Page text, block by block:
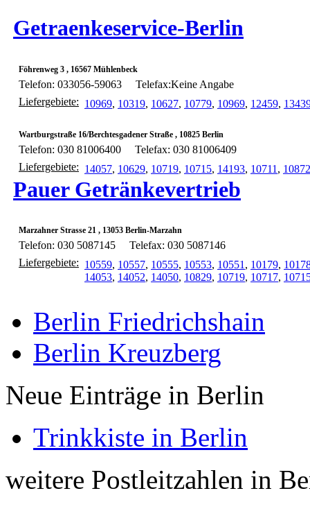
Getraenkeservice-Berlin
Föhrenweg 3 , 16567 Mühlenbeck
Telefon: 033056-59063
Telefax:Keine Angabe
Liefergebiete: 10969, 10319, 10627, 10779, 10969, 12459,
Wartburgstraße 16/Berchtesgadener Straße , 10825 Berlin
Telefon: 030 81006400
Telefax: 030 81006409
Liefergebiete: 14057, 10629, 10719, 10715, 14193, 10711 , 10872
Pauer Getränkevertrieb
Marzahner Strasse 21 , 13053 Berlin-Marzahn
Telefon: 030 5087145
Telefax: 030 5087146
Liefergebiete: 10559, 10557, 10555, 10553, 10551 , 10179,
14053, 14052, 14050, 10829, 10719, 10717,
Berlin Friedrichshain
Berlin Kreuzberg
Neue Einträge in Berlin
Trinkkiste in Berlin
weitere Postleitzahlen in